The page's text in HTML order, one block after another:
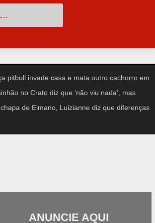
pitbull invade casa e mata outro cachorro em
no Crato diz que ‘não viu nada’, mas
de Elmano, Luizianne diz que diferenças
ANUNCIE AQUI